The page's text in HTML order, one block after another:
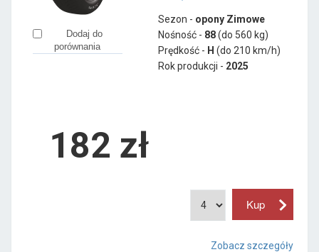
Dodaj do
porównania
Sezon - opony Zimowe
Nośność - 88(do 560 kg)
Prędkość - H (do 210 km/h)
Rok produkcji - 2025
182 zł
Zobacz szczegóły